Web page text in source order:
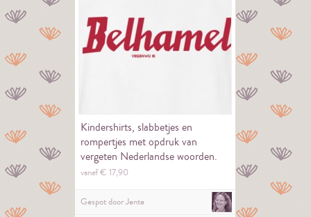
Kindershirts, slabbetjes en
rompertjes met opdruk van
vergeten Nederlandse woorden.
vanaf € 17,90
Gespot doorJente